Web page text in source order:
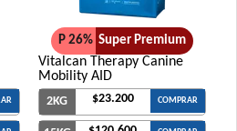
P 26% Super Premium
Vitalcan Therapy Canine
Mobility AID
2KG $23.200 COMPRAR